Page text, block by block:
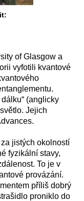
of Glasgow a
vyfotili kvantové
(anglicky
Jejich
jistých okolností
fyzikální stavy,
To je v
provázání.
příliš dobrý
proniklo do